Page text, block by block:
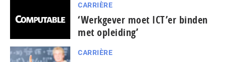
CARRIÈRE
‘Werkgever moet ICT’er binden
met opleiding’
CARRIÈRE